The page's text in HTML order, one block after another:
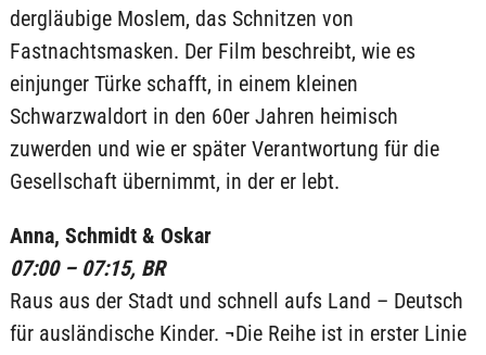
dergläubige Moslem, das Schnitzen von
Fastnachtsmasken. Der Film beschreibt, wie es
einjunger Türke schafft, in einem kleinen
Schwarzwaldort in den 60er Jahren heimisch
zuwerden und wie er später Verantwortung für die
Gesellschaft übernimmt, in der er lebt.
Anna, Schmidt & Oskar
07:00 – 07:15, BR
Raus aus der Stadt und schnell aufs Land – Deutsch
für ausländische Kinder. ¬Die Reihe ist in erster Linie